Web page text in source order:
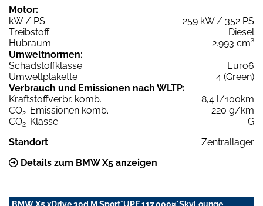
Motor:
kW / PS
259 kW / 352 PS
Treibstoff
Diesel
Hubraum
2.993 cm³
Umweltnormen:
Schadstoffklasse
Euro6
Umweltplakette
4 (Green)
Verbrauch und Emissionen nach WLTP:
Kraftstoffverbr. komb.
8,4 l/100km
CO2-Emissionen komb.
220 g/km
CO2-Klasse
G
Standort
Zentrallager
Details zum BMW X5 anzeigen
BMW X5 xDrive 30d M Sport*UPE 117.000¤*SkyLounge